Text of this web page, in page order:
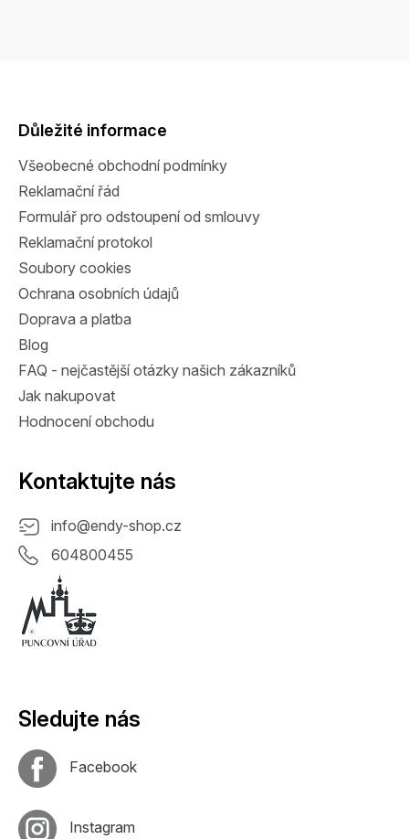
Důležité informace
Všeobecné obchodní podmínky
Reklamační řád
Formulář pro odstoupení od smlouvy
Reklamační protokol
Soubory cookies
Ochrana osobních údajů
Doprava a platba
Blog
FAQ - nejčastější otázky našich zákazníků
Jak nakupovat
Hodnocení obchodu
Kontaktujte nás
info@endy-shop.cz
604800455
Sledujte nás
Facebook
Instagram